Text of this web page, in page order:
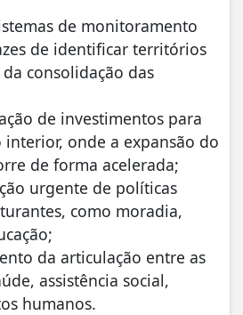
de monitoramento
de identificar territórios
consolidação das
de investimentos para
onde a expansão do
de forma acelerada;
urgente de políticas
como moradia,
da articulação entre as
assistência social,
humanos.